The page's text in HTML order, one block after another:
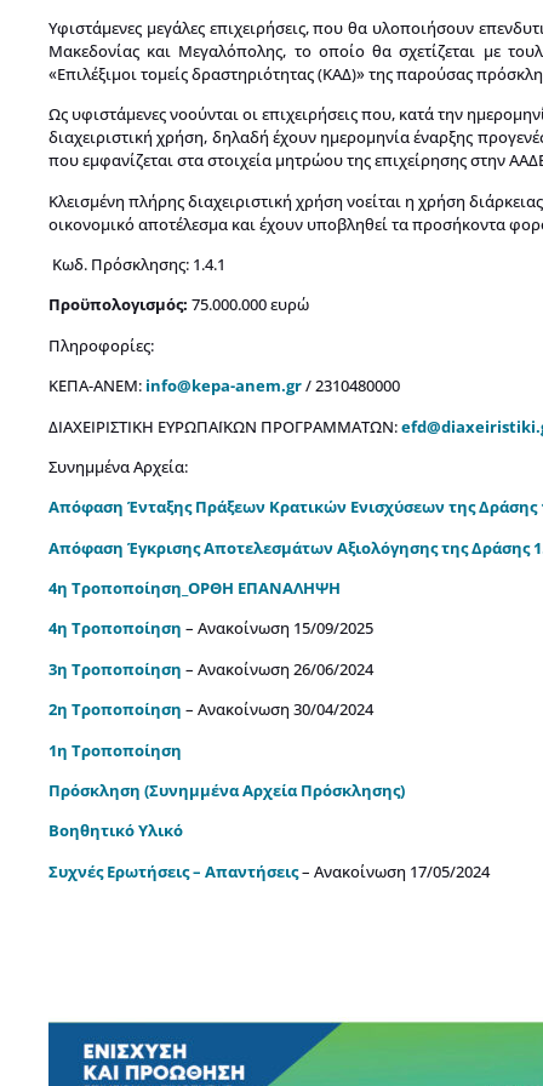
Υφιστάμενες μεγάλες επιχειρήσεις, που θα υλοποιήσουν
Μακεδονίας και Μεγαλόπολης, το οποίο θα σχετίζεται με
«Επιλέξιμοι τομείς δραστηριότητας (ΚΑΔ)» της παρούσας
Ως υφιστάμενες νοούνται οι επιχειρήσεις που, κατά την
διαχειριστική χρήση, δηλαδή έχουν ημερομηνία έναρξης
που εμφανίζεται στα στοιχεία μητρώου της επιχείρησης στην
Κλεισμένη πλήρης διαχειριστική χρήση νοείται η χρήση
οικονομικό αποτέλεσμα και έχουν υποβληθεί τα προσήκοντα
Κωδ. Πρόσκλησης: 1.4.1
Προϋπολογισμός: 75.000.000 ευρώ
Πληροφορίες:
ΚΕΠΑ-ΑΝΕΜ: info@kepa-anem.gr/ 2310480000
ΔΙΑΧΕΙΡΙΣΤΙΚΗ ΕΥΡΩΠΑΪΚΩΝ ΠΡΟΓΡΑΜΜΑΤΩΝ:
Συνημμένα Αρχεία:
Απόφαση Ένταξης Πράξεων Κρατικών Ενισχύσεων της
Απόφαση Έγκρισης Αποτελεσμάτων Αξιολόγησης της Δράσης
4η Τροποποίηση_ΟΡΘΗ ΕΠΑΝΑΛΗΨΗ
4η Τροποποίηση – Ανακοίνωση 15/09/2025
3η Τροποποίηση – Ανακοίνωση 26/06/2024
2η Τροποποίηση – Ανακοίνωση 30/04/2024
1η Τροποποίηση
Πρόσκληση (Συνημμένα Αρχεία Πρόσκλησης)
Βοηθητικό Υλικό
Συχνές Ερωτήσεις – Απαντήσεις– Ανακοίνωση 17/05/2024